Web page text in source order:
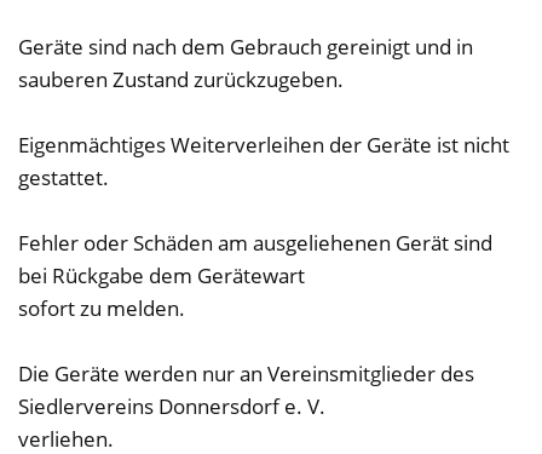
Geräte sind nach dem Gebrauch gereinigt und in
sauberen Zustand zurückzugeben.
Eigenmächtiges Weiterverleihen der Geräte ist nicht
gestattet.
Fehler oder Schäden am ausgeliehenen Gerät sind
bei Rückgabe dem Gerätewart
sofort zu melden.
Die Geräte werden nur an Vereinsmitglieder des
Siedlervereins Donnersdorf e. V.
verliehen.